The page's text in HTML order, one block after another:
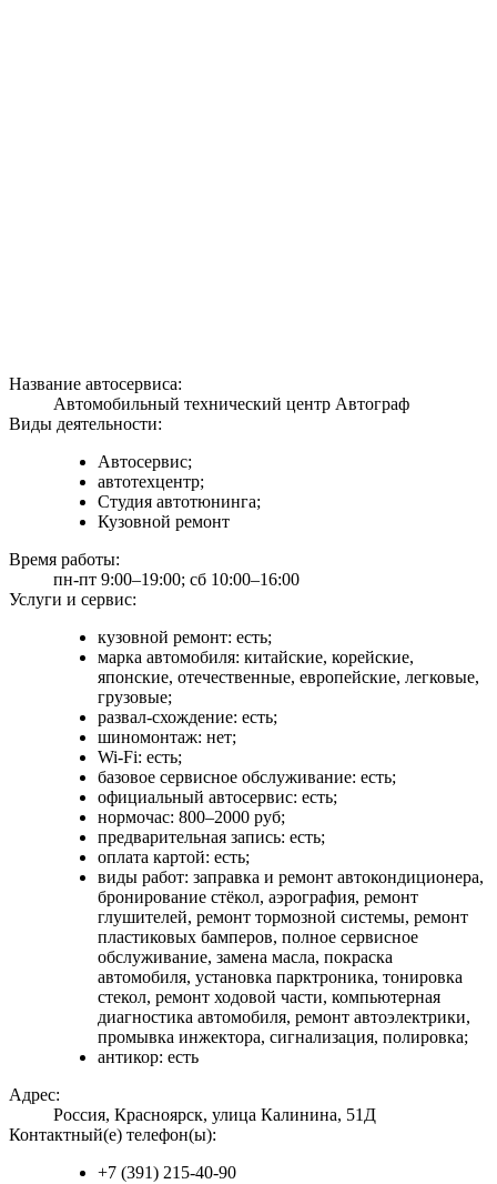
Название автосервиса:
Автомобильный технический центр Автограф
Виды деятельности:
Автосервис;
автотехцентр;
Студия автотюнинга;
Кузовной ремонт
Время работы:
пн-пт 9:00–19:00; сб 10:00–16:00
Услуги и сервис:
кузовной ремонт: есть;
марка автомобиля: китайские, корейские,
японские, отечественные, европейские, легковые,
грузовые;
развал-схождение: есть;
шиномонтаж: нет;
Wi-Fi: есть;
базовое сервисное обслуживание: есть;
официальный автосервис: есть;
нормочас: 800–2000 руб;
предварительная запись: есть;
оплата картой: есть;
виды работ: заправка и ремонт автокондиционера,
бронирование стёкол, аэрография, ремонт
глушителей, ремонт тормозной системы, ремонт
пластиковых бамперов, полное сервисное
обслуживание, замена масла, покраска
автомобиля, установка парктроника, тонировка
стекол, ремонт ходовой части, компьютерная
диагностика автомобиля, ремонт автоэлектрики,
промывка инжектора, сигнализация, полировка;
антикор: есть
Адрес:
Россия, Красноярск, улица Калинина, 51Д
Контактный(е) телефон(ы):
+7 (391) 215-40-90